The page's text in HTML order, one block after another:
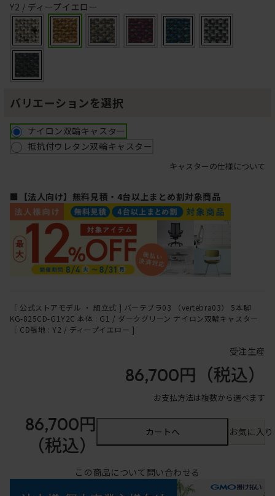
Y2 / ディープイエロー
バリエーションを選択
ナイロン双輪キャスター
抵抗付ウレタン双輪キャスター
キャスターの仕様について
■【法人向け】無料見積・4台以上まとめ割対象商品
［ 公式ストアモデル ・ 組立式 ] バーテブラ03 （vertebra03） 5本脚
KG-825CD-G1Y2C 本体 : G1 / ダークグリーン ナイロン双輪キャスター
［ CD張地 : Y2 / ディープイエロー ]
受注生産
86,700円 （税込）
お支払方法は複数から選べます
86,700円
（税込）
カートへ お気に入
この商品について問い合わせる